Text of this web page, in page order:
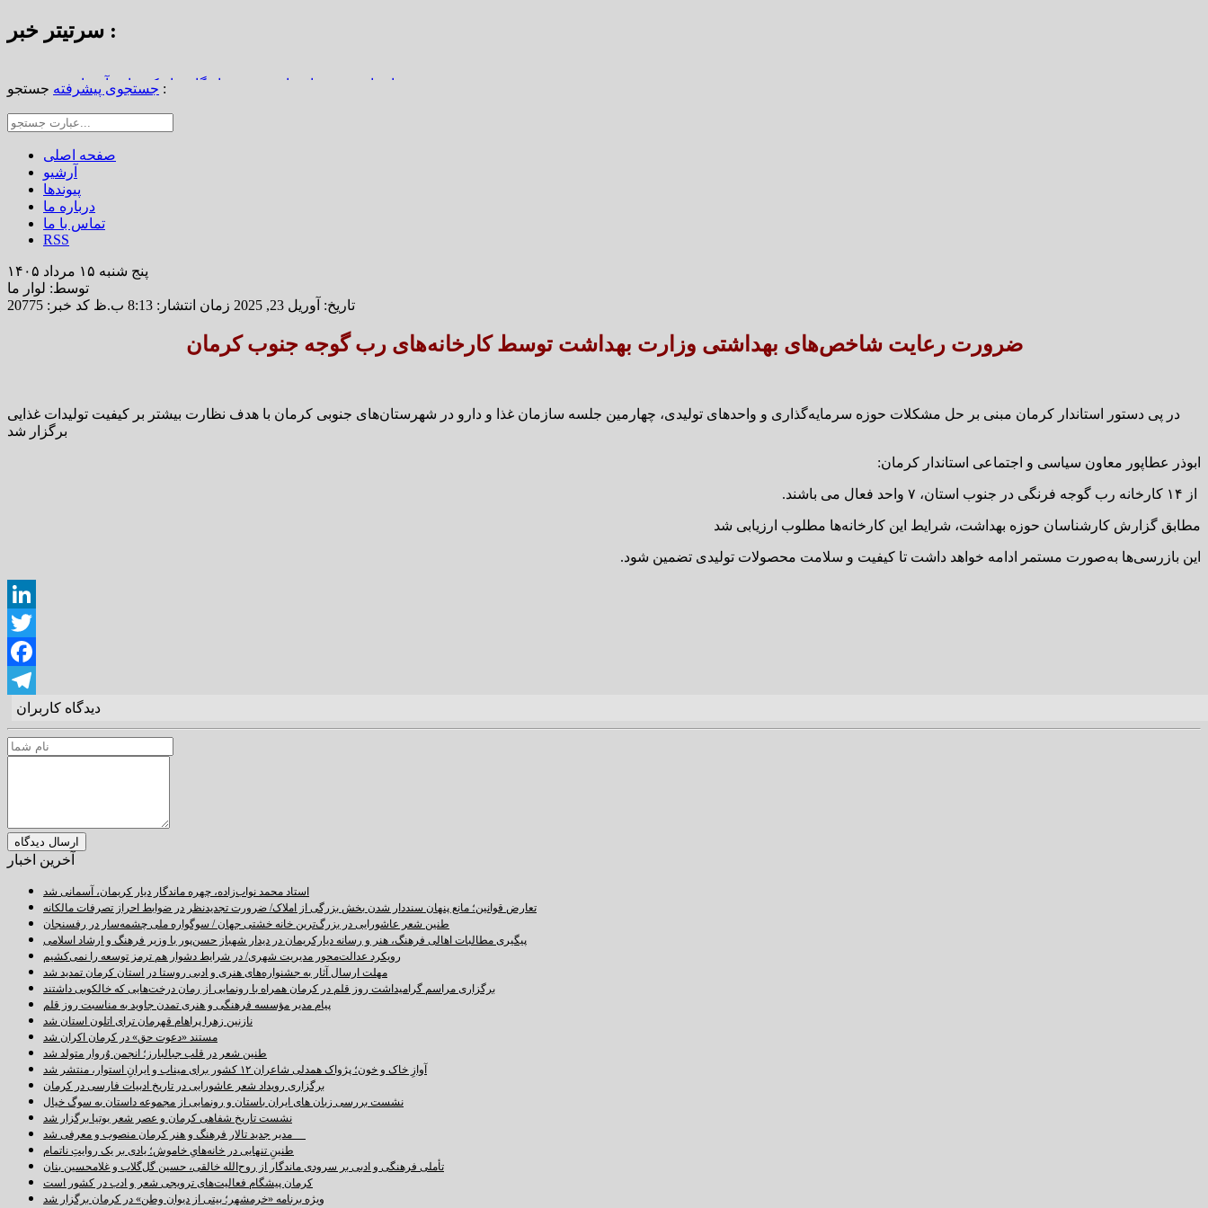
سرتیتر خبر :
استاد محمد نواب‌زاده، چهره ماندگار دیار کریمان، آسمانی شد
تعارض قوانین؛ مانع پنهان سنددار شدن بخش بزرگی از املاک/ ضرورت تجدیدنظر در ضوابط احراز تصرفات مالکانه
طنین شعر عاشورایی در بزرگ‌ترین خانه خشتی جهان / سوگواره ملی چشمه‌سار در رفسنجان
جستجوی پیشرفته جستجو :
صفحه اصلی
آرشیو
پیوندها
درباره ما
تماس با ما
RSS
پنج شنبه ۱۵ مرداد ۱۴۰۵
توسط: لوار ما
تاریخ: آوریل 23, 2025 زمان انتشار: 8:13 ب.ظ
کد خبر: 20775
ضرورت رعایت شاخص‌های بهداشتی وزارت بهداشت توسط کارخانه‌های رب گوجه جنوب کرمان
در پی دستور استاندار کرمان مبنی بر حل مشکلات حوزه سرمایه‌گذاری و واحدهای تولیدی، چهارمین جلسه سازمان غذا و دارو در شهرستان‌های جنوبی کرمان با هدف نظارت بیشتر بر کیفیت تولیدات غذایی
برگزار شد
ابوذر عطاپور معاون سیاسی و اجتماعی استاندار کرمان:
از ۱۴ کارخانه رب گوجه فرنگی در جنوب استان، ۷ واحد فعال می باشند.
مطابق گزارش کارشناسان حوزه بهداشت، شرایط این کارخانه‌ها مطلوب ارزیابی شد
این بازرسی‌ها به‌صورت مستمر ادامه خواهد داشت تا کیفیت و سلامت محصولات تولیدی تضمین شود.
LinkedIn
Twitter
Facebook
Telegram
دیدگاه کاربران
آخرین اخبار
استاد محمد نواب‌زاده، چهره ماندگار دیار کریمان، آسمانی شد
تعارض قوانین؛ مانع پنهان سنددار شدن بخش بزرگی از املاک/ ضرورت تجدیدنظر در ضوابط احراز تصرفات مالکانه
طنین شعر عاشورایی در بزرگ‌ترین خانه خشتی جهان / سوگواره ملی چشمه‌سار در رفسنجان
پیگیری مطالبات اهالی فرهنگ، هنر و رسانه دیارکریمان در دیدار شهباز حسن‌پور با وزیر فرهنگ و ارشاد اسلامی
رویکرد عدالت‌محور مدیریت شهری/ در شرایط دشوار هم ترمز توسعه را نمی‌کشیم
مهلت ارسال آثار به جشنواره‌های هنری و ادبی روستا در استان کرمان تمدید شد
برگزاری مراسم گرامیداشت روز قلم در کرمان همراه با رونمایی از رمان درخت‌هایی که خالکوبی داشتند
پیام مدیر مؤسسه فرهنگی و هنری تمدن جاوید به مناسبت روز قلم
نازنین زهرا پراهام قهرمان ترای اتلون استان شد
مستند «دعوت حق» در کرمان اکران شد
طنین شعر در قلب جبالبارز؛ انجمن وُروار متولد شد
آوازِ خاک و خون؛ پژواک همدلی شاعران ۱۲ کشور برای میناب و ایرانِ استوار، منتشر شد
برگزاری رویداد شعر عاشورایی در تاریخ ادبیات فارسی در کرمان
نشست بررسی زبان های ایران باستان و رونمایی از مجموعه داستان به سوگ خیال
نشست تاریخ شفاهی کرمان و عصر شعر بوتیا برگزار شد
طنینِ تنهایی در خانه‌هایِ خاموش؛ یادی بر یک روایتِ ناتمام
تأملی فرهنگی و ادبی بر سرودی ماندگار از روح‌الله خالقی، حسین گل‌گلاب و غلامحسین بنان
کرمان پیشگام فعالیت‌های ترویجی شعر و ادب در کشور است
ویژه برنامه «خرمشهر؛ بیتی از دیوان وطن» در کرمان برگزار شد